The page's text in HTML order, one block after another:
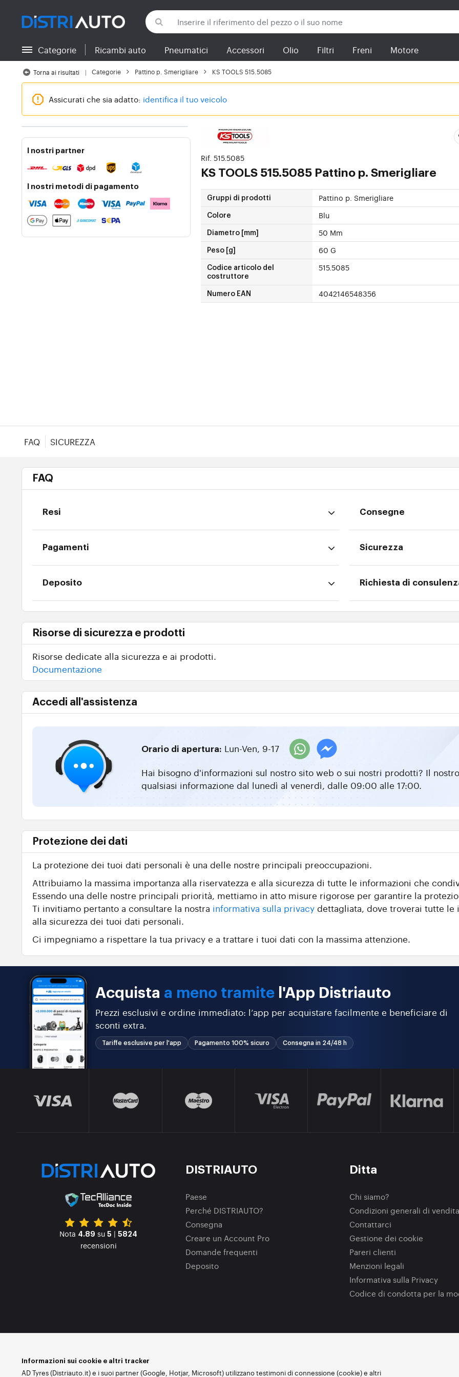
Torna alle categorie
Categorie Ricambi auto Pneumatici Accessori Olio Filtri Freni Motore
Torna ai risultati Categorie Pattino p. Smerigliare KS TOOLS 515.5085
Assicurati che sia adatto: identifica il tuo veicolo
I nostri partner
I nostri metodi di pagamento
Rif. 515.5085
KS TOOLS 515.5085 Pattino p. Smerigliare
Gruppi di prodotti Pattino p. Smerigliare
Colore Blu
Diametro [mm] 50 Mm
Peso [g] 60 G
Codice articolo del
costruttore
515.5085
Numero EAN 4042146548356
FAQ SICUREZZA
FAQ
Resi
Pagamenti
Deposito
Consegne
Sicurezza
Richiesta di
Risorse di sicurezza e prodotti
Risorse dedicate alla sicurezza e ai prodotti.
Documentazione
Accedi all'assistenza
Orario di apertura: Lun-Ven, 9-17
Hai bisogno d'informazioni sul nostro sito web o sui nostri prodotti? Il
qualsiasi informazione dal lunedì al venerdì, dalle 09:00 alle 17:00.
Protezione dei dati
La protezione dei tuoi dati personali è una delle nostre principali preoccupazioni.
Attribuiamo la massima importanza alla riservatezza e alla sicurezza di tutte le informazioni che
Essendo una delle nostre principali priorità, mettiamo in atto misure rigorose per garantire la
Ti invitiamo pertanto a consultare la nostra informativa sulla privacy dettagliata, dove troverai tutte le
alla sicurezza dei tuoi dati personali.
Ci impegniamo a rispettare la tua privacy e a trattare i tuoi dati con la massima attenzione.
Acquista a meno tramite l'App Distriauto
Prezzi esclusivi e ordine immediato: l’app per acquistare facilmente e beneficiare di
sconti extra.
Tariffe esclusive per l'app Pagamento 100% sicuro Consegna in 24/48 h
Nota 4.89 su 5 | 5824
recensioni
DISTRIAUTO
Paese
Perché DISTRIAUTO?
Consegna
Creare un Account Pro
Domande frequenti
Deposito
Ditta
Chi siamo?
Condizioni generali di vendita
Contattarci
Gestione dei cookie
Pareri clienti
Menzioni legali
Informativa sulla Privacy
Codice di condotta per la
Informazioni sui cookie e altri tracker
AD Tyres (Distriauto.it) e i suoi partner (Google, Hotjar, Microsoft) utilizzano testimoni di connessione (cookie) e altri